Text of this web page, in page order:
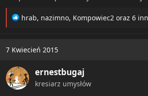
R
t
o
n
s
hrab, nazimno, Kompowiec2 oraz 6
7 Kwiecień 2015
ernestbugaj
kresiarz umysłów